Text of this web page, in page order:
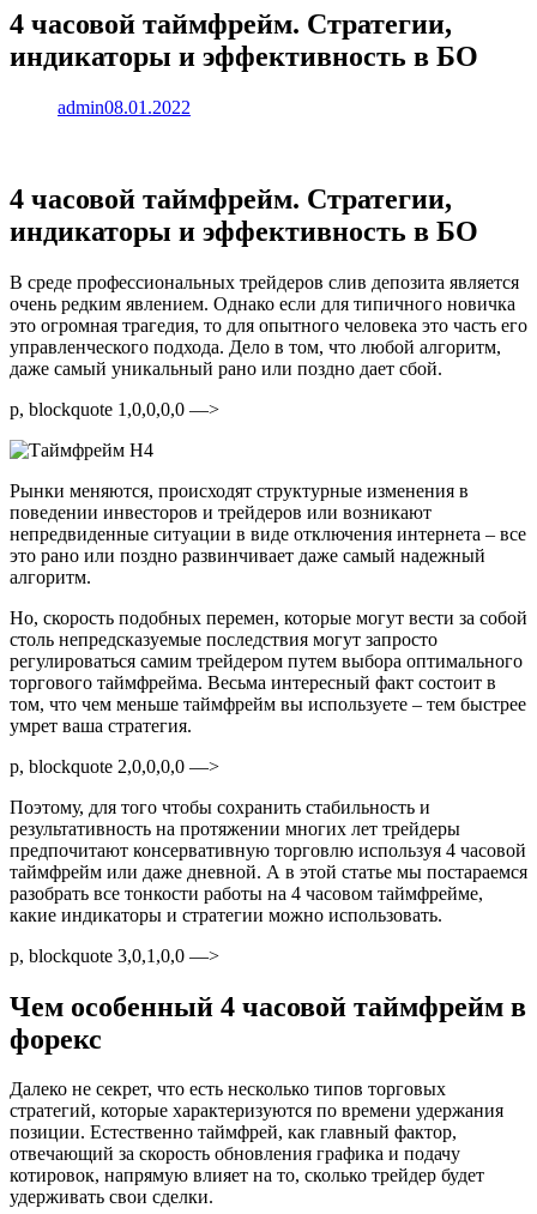
4 часовой таймфрейм. Стратегии,
индикаторы и эффективность в БО
admin08.01.2022
4 часовой таймфрейм. Стратегии,
индикаторы и эффективность в БО
В среде профессиональных трейдеров слив депозита является
очень редким явлением. Однако если для типичного новичка
это огромная трагедия, то для опытного человека это часть его
управленческого подхода. Дело в том, что любой алгоритм,
даже самый уникальный рано или поздно дает сбой.
p, blockquote 1,0,0,0,0 —>
Рынки меняются, происходят структурные изменения в
поведении инвесторов и трейдеров или возникают
непредвиденные ситуации в виде отключения интернета – все
это рано или поздно развинчивает даже самый надежный
алгоритм.
Но, скорость подобных перемен, которые могут вести за собой
столь непредсказуемые последствия могут запросто
регулироваться самим трейдером путем выбора оптимального
торгового таймфрейма. Весьма интересный факт состоит в
том, что чем меньше таймфрейм вы используете – тем быстрее
умрет ваша стратегия.
p, blockquote 2,0,0,0,0 —>
Поэтому, для того чтобы сохранить стабильность и
результативность на протяжении многих лет трейдеры
предпочитают консервативную торговлю используя 4 часовой
таймфрейм или даже дневной. А в этой статье мы постараемся
разобрать все тонкости работы на 4 часовом таймфрейме,
какие индикаторы и стратегии можно использовать.
p, blockquote 3,0,1,0,0 —>
Чем особенный 4 часовой таймфрейм в
форекс
Далеко не секрет, что есть несколько типов торговых
стратегий, которые характеризуются по времени удержания
позиции. Естественно таймфрей, как главный фактор,
отвечающий за скорость обновления графика и подачу
котировок, напрямую влияет на то, сколько трейдер будет
удерживать свои сделки.